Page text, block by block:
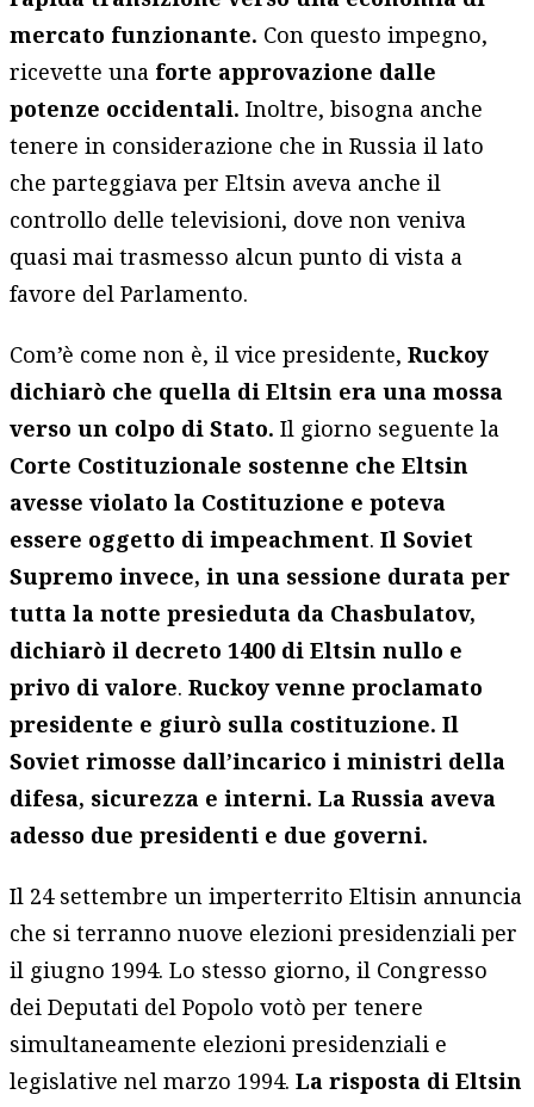
mercato funzionante. Con questo impegno,
ricevette una forte approvazione dalle
potenze occidentali.Inoltre, bisogna anche
tenere in considerazione che in Russia il lato
che parteggiava per Eltsin aveva anche il
controllo delle televisioni, dove non veniva
quasi mai trasmesso alcun punto di vista a
favore del Parlamento.
Com’è come non è, il vice presidente,Ruckoy
dichiarò che quella di Eltsin era una mossa
verso un colpo di Stato.Il giorno seguente la
Corte Costituzionale sostenne che Eltsin
avesse violato la Costituzione e poteva
essere oggetto di impeachment.Il Soviet
Supremo invece, in una sessione durata per
tutta la notte presieduta da Chasbulatov,
dichiarò il decreto 1400 di Eltsin nullo e
privo di valore.Ruckoy venne proclamato
presidente e giurò sulla costituzione. Il
Soviet rimosse dall’incarico i ministri della
difesa, sicurezza e interni. La Russia aveva
adesso due presidenti e due governi.
Il 24 settembre un imperterrito Eltisin annuncia
che si terranno nuove elezioni presidenziali per
il giugno 1994. Lo stesso giorno, il Congresso
dei Deputati del Popolo votò per tenere
simultaneamente elezioni presidenziali e
legislative nel marzo 1994.La risposta di Eltsin